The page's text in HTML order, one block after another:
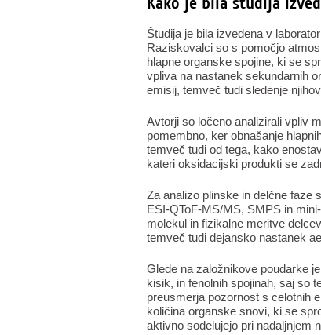
Študija je bila izvedena v
Raziskovalci so s pomočjo
hlapne organske spojine, ki se
vpliva na nastanek sekundarnih
emisij, temveč tudi sledenje
Avtorji so ločeno analizirali vpliv
pomembno, ker obnašanje
temveč tudi od tega, kako
kateri oksidacijski produkti se
Za analizo plinske in delčne faze
ESI-QToF-MS/MS, SMPS in
molekul in fizikalne meritve
temveč tudi dejansko nastanek
Glede na založnikove poudarke
kisik, in fenolnih spojinah, saj so
preusmerja pozornost s celotnih
količina organske snovi, ki se
aktivno sodelujejo pri nadaljnjem